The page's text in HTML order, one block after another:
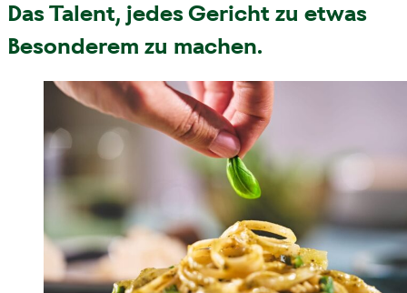
Das Talent, jedes Gericht zu etwas
Besonderem zu machen.